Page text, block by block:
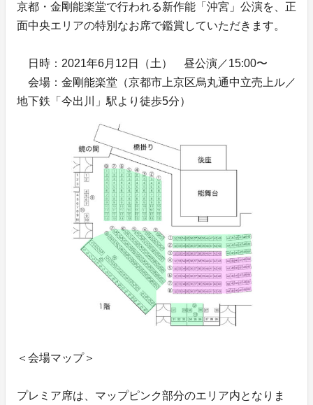
京都・金剛能楽堂で行われる新作能「沖宮」公演を、正
面中央エリアの特別なお席で鑑賞していただきます。
日時：2021年6月12日（土） 昼公演／15:00〜
会場：金剛能楽堂（京都市上京区烏丸通中立売上ル／
地下鉄「今出川」駅より徒歩5分）
＜会場マップ＞
プレミア席は、マップピンク部分のエリア内となりま